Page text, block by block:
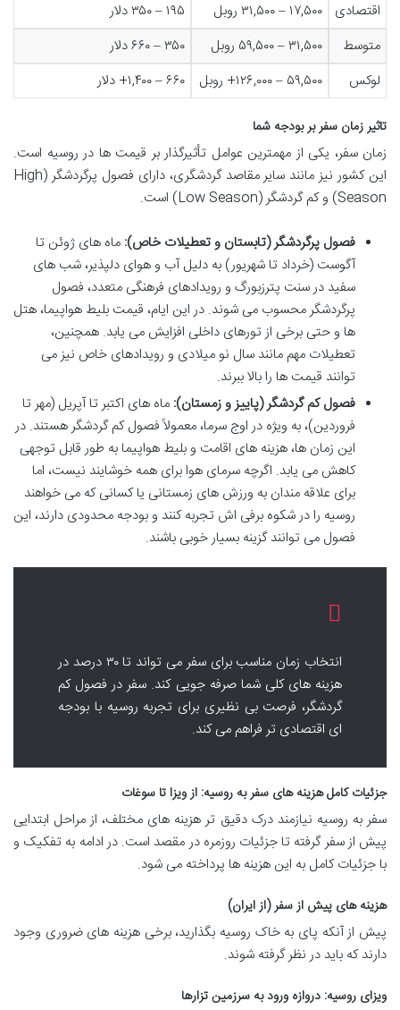
اقتصادی ۱۷,۵۰۰ – ۳۱,۵۰۰ روبل
۱۹۵ – ۳۵۰ دلار
متوسط
۳۱,۵۰۰ – ۵۹,۵۰۰ روبل
۳۵۰ – ۶۶۰ دلار
لوکس
۵۹,۵۰۰ – ۱۲۶,۰۰۰+ روبل ۶۶۰ – ۱,۴۰۰+ دلار
تاثیر زمان سفر بر بودجه شما
زمان سفر، یکی از مهمترین عوامل تأثیرگذار بر قیمت ها در روسیه است.
این کشور نیز مانند سایر مقاصد گردشگری، دارای فصول پرگردشگر (High
Season) و کم گردشگر (Low Season) است.
فصول پرگردشگر (تابستان و تعطیلات خاص): ماه های ژوئن تا
آگوست (خرداد تا شهریور) به دلیل آب و هوای دلپذیر، شب های
سفید در سنت پترزبورگ و رویدادهای فرهنگی متعدد، فصول
پرگردشگر محسوب می شوند. در این ایام، قیمت بلیط هواپیما، هتل
ها و حتی برخی از تورهای داخلی افزایش می یابد. همچنین،
تعطیلات مهم مانند سال نو میلادی و رویدادهای خاص نیز می
توانند قیمت ها را بالا ببرند.
فصول کم گردشگر (پاییز و زمستان): ماه های اکتبر تا آپریل (مهر تا
فروردین)، به ویژه در اوج سرما، معمولاً فصول کم گردشگر هستند. در
این زمان ها، هزینه های اقامت و بلیط هواپیما به طور قابل توجهی
کاهش می یابد. اگرچه سرمای هوا برای همه خوشایند نیست، اما
برای علاقه مندان به ورزش های زمستانی یا کسانی که می خواهند
روسیه را در شکوه برفی اش تجربه کنند و بودجه محدودی دارند، این
فصول می توانند گزینه بسیار خوبی باشند.
انتخاب زمان مناسب برای سفر می تواند تا ۳۰ درصد در
هزینه های کلی شما صرفه جویی کند. سفر در فصول کم
گردشگر، فرصت بی نظیری برای تجربه روسیه با بودجه
ای اقتصادی تر فراهم می کند.
جزئیات کامل هزینه های سفر به روسیه: از ویزا تا سوغات
سفر به روسیه نیازمند درک دقیق تر هزینه های مختلف، از مراحل ابتدایی
پیش از سفر گرفته تا جزئیات روزمره در مقصد است. در ادامه به تفکیک و
با جزئیات کامل به این هزینه ها پرداخته می شود.
هزینه های پیش از سفر (از ایران)
پیش از آنکه پای به خاک روسیه بگذارید، برخی هزینه های ضروری وجود
دارند که باید در نظر گرفته شوند.
ویزای روسیه: دروازه ورود به سرزمین تزارها